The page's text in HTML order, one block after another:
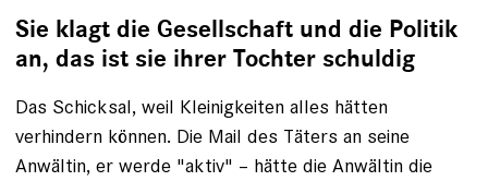
Sie klagt die Gesellschaft und die Politik
an, das ist sie ihrer Tochter schuldig
Das Schicksal, weil Kleinigkeiten alles hätten
verhindern können. Die Mail des Täters an seine
Anwältin, er werde "aktiv" – hätte die Anwältin die